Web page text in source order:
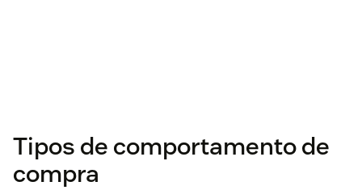
Tipos de comportamento de
compra